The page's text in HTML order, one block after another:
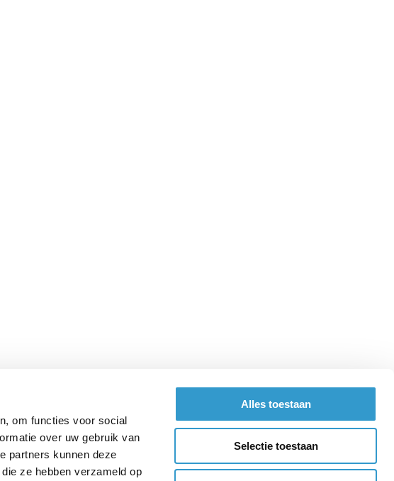
om functies voor social
over uw gebruik van
partners kunnen deze
ze hebben verzameld op
Alles toestaan
Selectie toestaan